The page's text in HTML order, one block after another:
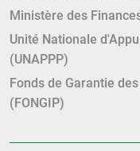
Ministère des
Unité Nationale
(UNAPPP)
Fonds de Garantie
(FONGIP)